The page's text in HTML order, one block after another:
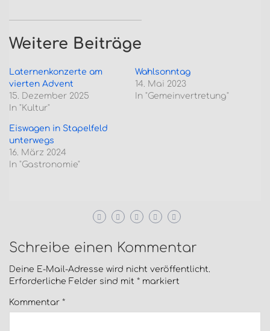
Weitere Beiträge
Laternenkonzerte am
vierten Advent
15. Dezember 2025
In "Kultur"
Wahlsonntag
14. Mai 2023
In "Gemeinvertretung"
Eiswagen in Stapelfeld
unterwegs
16. März 2024
In "Gastronomie"
Schreibe einen Kommentar
Deine E-Mail-Adresse wird nicht veröffentlicht.
Erforderliche Felder sind mit * markiert
Kommentar *